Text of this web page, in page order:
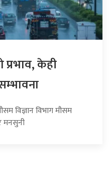
केही
विज्ञान विभाग मौसम
मनसुनी